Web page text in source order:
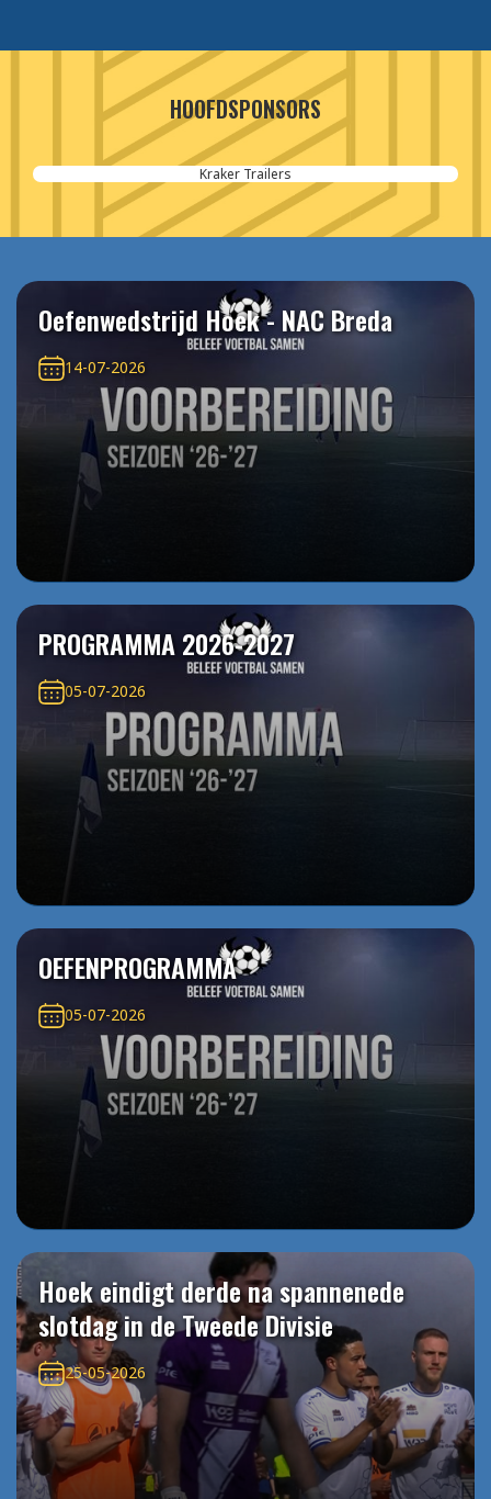
HOOFDSPONSORS
Kraker Trailers
Oefenwedstrijd Hoek - NAC Breda
14-07-2026
PROGRAMMA 2026-2027
05-07-2026
OEFENPROGRAMMA
05-07-2026
Hoek eindigt derde na spannenede
slotdag in de Tweede Divisie
25-05-2026